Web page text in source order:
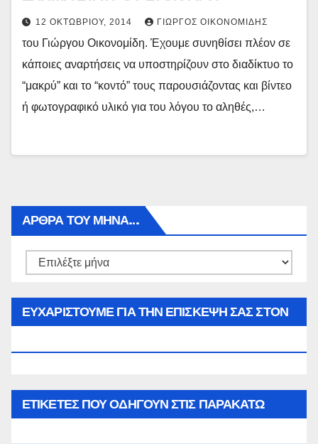
12 ΟΚΤΩΒΡΊΟΥ, 2014 ΓΙΏΡΓΟΣ ΟΙΚΟΝΟΜΊΔΗΣ
του Γιώργου Οικονομίδη. Έχουμε συνηθίσει πλέον σε
κάποιες αναρτήσεις να υποστηρίζουν στο διαδίκτυο το
“μακρύ” και το “κοντό” τους παρουσιάζοντας και βίντεο
ή φωτογραφικό υλικό για του λόγου το αληθές,…
ΑΡΘΡΑ ΤΟΥ ΜΉΝΑ…
Αρθρα
ΕΥΧΑΡΙΣΤΟΥΜΕ ΓΙΑ ΤΗΝ ΕΠΙΣΚΕΨΗ ΣΑΣ ΣΤΟΝ
ΕΤΙΚΈΤΕΣ ΠΟΥ ΟΔΗΓΟΎΝ ΣΤΙΣ ΠΑΡΑΚΆΤΩ